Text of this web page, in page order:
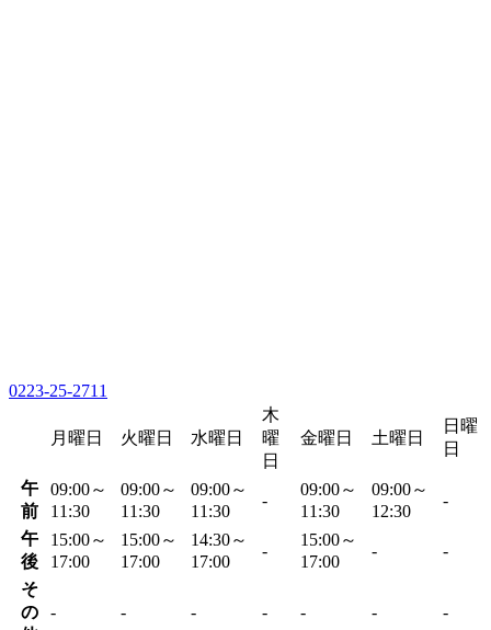
0223-25-2711
月曜日 火曜日 水曜日
木
曜
日
金曜日 土曜日
日曜
日
午
前
09:00～
11:30
09:00～
11:30
09:00～
11:30
-
09:00～
11:30
09:00～
12:30
-
午
後
15:00～
17:00
15:00～
17:00
14:30～
17:00
-
15:00～
17:00
- -
そ
の
- - - - - - -